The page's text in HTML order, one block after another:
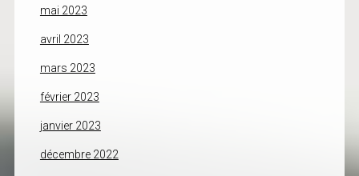
mai 2023
avril 2023
mars 2023
février 2023
janvier 2023
décembre 2022